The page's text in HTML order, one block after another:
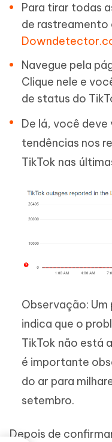
Para tirar todas
de
Navegue pela
Clique nele e
de status do
De lá, você
tendências nos
TikTok nas
Observação:
indica que o
TikTok não está
é importante
do ar para
setembro.
Depois de